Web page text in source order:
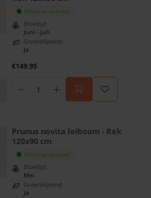
Online op voorraad
Bloeitijd:
Juni - Juli
Groenblijvend:
Ja
€149,95
Prunus novita leiboom - Rek
120x90 cm
Online op voorraad
Bloeitijd:
Mei
Groenblijvend:
Ja